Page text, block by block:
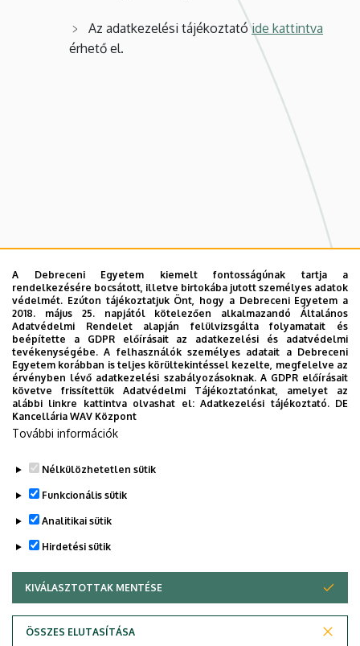
Az adatkezelési tájékoztatóide kattintva
érhető el.
A Debreceni Egyetem kiemelt fontosságúnak tartja a
rendelkezésére bocsátott, illetve birtokába jutott személyes adatok
védelmét. Ezúton tájékoztatjuk Önt, hogy a Debreceni Egyetem a
2018. május 25. napjától kötelezően alkalmazandó Általános
Adatvédelmi Rendelet alapján felülvizsgálta folyamatait és
beépítette a GDPR előírásait az adatkezelési és adatvédelmi
tevékenységébe. A felhasználók személyes adatait a Debreceni
Egyetem korábban is teljes körültekintéssel kezelte, megfelelve az
érvényben lévő adatkezelési szabályozásoknak. A GDPR előírásait
követve frissítettük Adatvédelmi Tájékoztatónkat, amelyet az
alábbi linkre kattintva olvashat el:Adatkezelési tájékoztató. DE
Kancellária WAV Központ
További információk
Nélkülözhetetlen sütik
Funkcionális sütik
Analitikai sütik
Hirdetési sütik
KIVÁLASZTOTTAK MENTÉSE
ÖSSZES ELUTASÍTÁSA
WITHDRAW CONSENT